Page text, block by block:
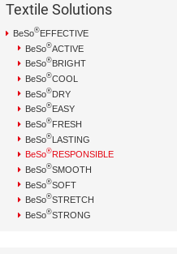
Textile Solutions
BeSo®EFFECTIVE
BeSo®ACTIVE
BeSo®BRIGHT
BeSo®COOL
BeSo®DRY
BeSo®EASY
BeSo®FRESH
BeSo®LASTING
BeSo®RESPONSIBLE
BeSo®SMOOTH
BeSo®SOFT
BeSo®STRETCH
BeSo®STRONG